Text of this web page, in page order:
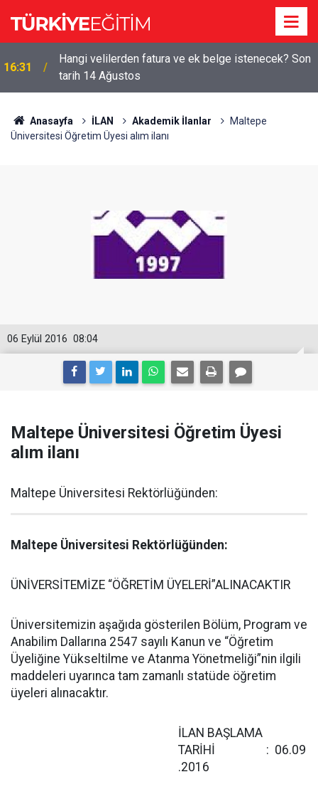
16:31
Hangi velilerden fatura ve ek belge istenecek? Son
tarih 14 Ağustos
Anasayfa İLAN Akademik İlanlar
Maltepe
Üniversitesi Öğretim Üyesi alım ilanı
08:04
06 Eylül 2016
Maltepe Üniversitesi Öğretim Üyesi
alım ilanı
Maltepe Üniversitesi Rektörlüğünden:
Maltepe Üniversitesi Rektörlüğünden:
ÜNİVERSİTEMİZE “ÖĞRETİM ÜYELERİ”ALINACAKTIR
Üniversitemizin aşağıda gösterilen Bölüm, Program ve
Anabilim Dallarına 2547 sayılı Kanun ve “Öğretim
Üyeliğine Yükseltilme ve Atanma Yönetmeliği”nin ilgili
maddeleri uyarınca tam zamanlı statüde öğretim
üyeleri alınacaktır.
İLAN BAŞLAMA
TARİHİ : 06.09
.2016